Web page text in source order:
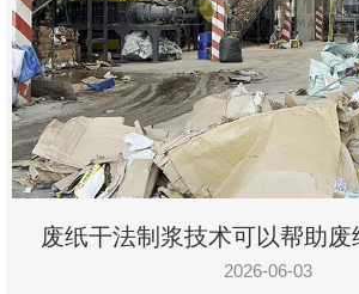
废纸干法制浆技术可以帮助废
2026-06-03